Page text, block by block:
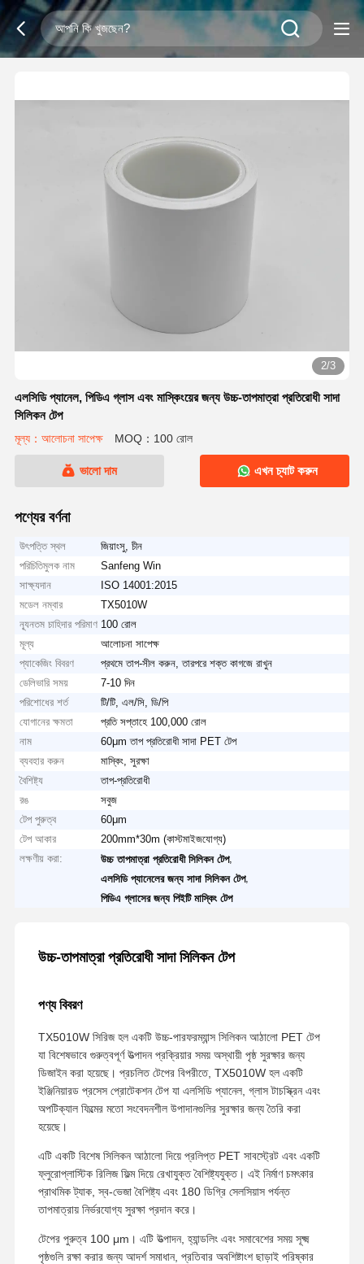
2/3
এলসিডি প্যানেল, পিডিএ গ্লাস এবং মাস্কিংয়ের জন্য উচ্চ-তাপমাত্রা প্রতিরোধী সাদা
সিলিকন টেপ
মূল্য：আলোচনা সাপেক্ষ MOQ：100 রোল
ভালো দাম এখন চ্যাট করুন
পণ্যের বর্ণনা
উৎপত্তি স্থল
জিয়াংসু, চীন
পরিচিতিমুলক নাম
Sanfeng Win
সাক্ষ্যদান
ISO 14001:2015
মডেল নম্বার
TX5010W
ন্যূনতম চাহিদার পরিমাণ 100 রোল
মূল্য
আলোচনা সাপেক্ষ
প্যাকেজিং বিবরণ
প্রথমে তাপ-সীল করুন, তারপরে শক্ত কাগজে রাখুন
ডেলিভারি সময়
7-10 দিন
পরিশোধের শর্ত
টি/টি, এল/সি, ডি/পি
যোগানের ক্ষমতা
প্রতি সপ্তাহে 100,000 রোল
নাম
60μm তাপ প্রতিরোধী সাদা PET টেপ
ব্যবহার করুন
মাস্কিং, সুরক্ষা
বৈশিষ্ট্য
তাপ-প্রতিরোধী
রঙ
সবুজ
টেপ পুরুত্ব
60μm
টেপ আকার
200mm*30m (কাস্টমাইজযোগ্য)
লক্ষণীয় করা:
উচ্চ তাপমাত্রা প্রতিরোধী সিলিকন টেপ,
এলসিডি প্যানেলের জন্য সাদা সিলিকন টেপ,
পিডিএ গ্লাসের জন্য পিইটি মাস্কিং টেপ
উচ্চ-তাপমাত্রা প্রতিরোধী সাদা সিলিকন টেপ
পণ্য বিবরণ
TX5010W সিরিজ হল একটি উচ্চ-পারফরম্যান্স সিলিকন আঠালো PET টেপ
যা বিশেষভাবে গুরুত্বপূর্ণ উত্পাদন প্রক্রিয়ার সময় অস্থায়ী পৃষ্ঠ সুরক্ষার জন্য
ডিজাইন করা হয়েছে। প্রচলিত টেপের বিপরীতে, TX5010W হল একটি
ইঞ্জিনিয়ারড প্রসেস প্রোটেকশন টেপ যা এলসিডি প্যানেল, গ্লাস টাচস্ক্রিন এবং
অপটিক্যাল ফিল্মের মতো সংবেদনশীল উপাদানগুলির সুরক্ষার জন্য তৈরি করা
হয়েছে।
এটি একটি বিশেষ সিলিকন আঠালো দিয়ে প্রলিপ্ত PET সাবস্ট্রেট এবং একটি
ফ্লুরোপ্লাস্টিক রিলিজ ফিল্ম দিয়ে রেখাযুক্ত বৈশিষ্ট্যযুক্ত। এই নির্মাণ চমৎকার
প্রাথমিক ট্যাক, স্ব-ভেজা বৈশিষ্ট্য এবং 180 ডিগ্রি সেলসিয়াস পর্যন্ত
তাপমাত্রায় নির্ভরযোগ্য সুরক্ষা প্রদান করে।
টেপের পুরুত্ব 100 μm। এটি উত্পাদন, হ্যান্ডলিং এবং সমাবেশের সময় সূক্ষ্ম
পৃষ্ঠগুলি রক্ষা করার জন্য আদর্শ সমাধান, প্রতিবার অবশিষ্টাংশ ছাড়াই পরিষ্কার